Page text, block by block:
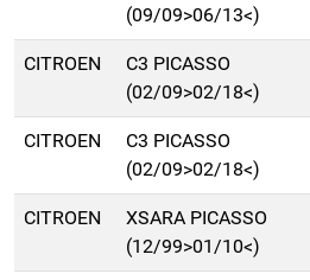
(09/09>06/13<)
CITROEN
C3 PICASSO
(02/09>02/18<)
CITROEN
C3 PICASSO
(02/09>02/18<)
CITROEN
XSARA PICASSO
(12/99>01/10<)